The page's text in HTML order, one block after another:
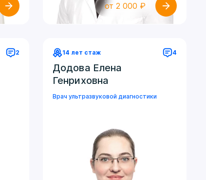
от 2 000 ₽
2 14 лет стаж 4
Додова Елена
Генриховна
Врач ультразвуковой диагностики